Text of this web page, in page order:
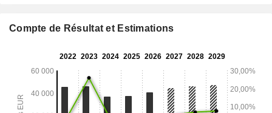
Compte de Résultat et Estimations